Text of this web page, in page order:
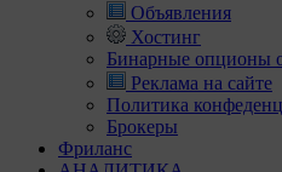
Объявления
Хостинг
Бинарные опционы
Реклама на сайте
Политика
Брокеры
Фриланс